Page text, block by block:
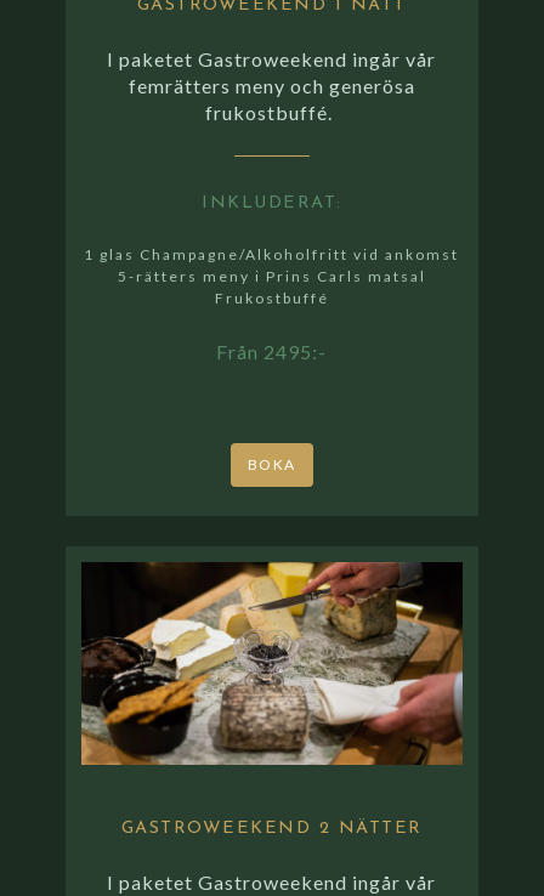
GASTROWEEKEND 1 NATT
I paketet Gastroweekend ingår vår
femrätters meny och generösa
frukostbuffé.
INKLUDERAT:
1 glas Champagne/Alkoholfritt vid ankomst
5-rätters meny i Prins Carls matsal
Frukostbuffé
Från 2495:-
BOKA
GASTROWEEKEND 2 NÄTTER
I paketet Gastroweekend ingår vår